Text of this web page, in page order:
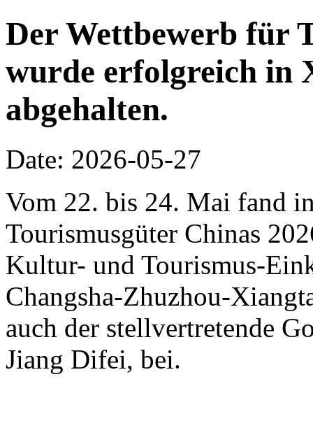
Der Wettbewerb für
wurde erfolgreich in
abgehalten.
Date: 2026-05-27
Vom 22. bis 24. Mai fand
Tourismusgüter Chinas
Kultur- und Tourismus-
Changsha-Zhuzhou-
auch der stellvertretende
Jiang Difei, bei.